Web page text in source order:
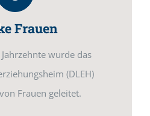
Frauen
wurde das
(DLEH)
Frauen geleitet.